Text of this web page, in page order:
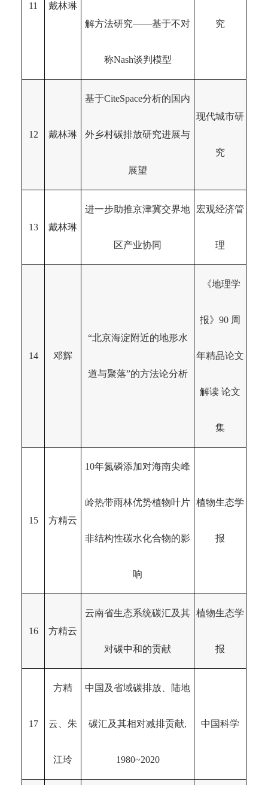
11 戴林琳
解方法研究——基于不对
称Nash谈判模型
究
12 戴林琳
基于CiteSpace分析的国内
外乡村碳排放研究进展与
展望
现代城市研
究
13 戴林琳
进一步助推京津冀交界地
区产业协同
宏观经济管
理
14 邓辉
“北京海淀附近的地形水
道与聚落”的方法论分析
《地理学
报》90 周
年精品论文
解读 论文
集
15 方精云
10年氮磷添加对海南尖峰
岭热带雨林优势植物叶片
非结构性碳水化合物的影
响
植物生态学
报
16 方精云
云南省生态系统碳汇及其
对碳中和的贡献
植物生态学
报
17
方精
云、朱
江玲
中国及省域碳排放、陆地
碳汇及其相对减排贡献,
1980~2020
中国科学